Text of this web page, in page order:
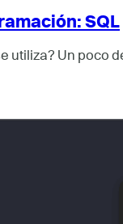
SQL
utiliza? Un